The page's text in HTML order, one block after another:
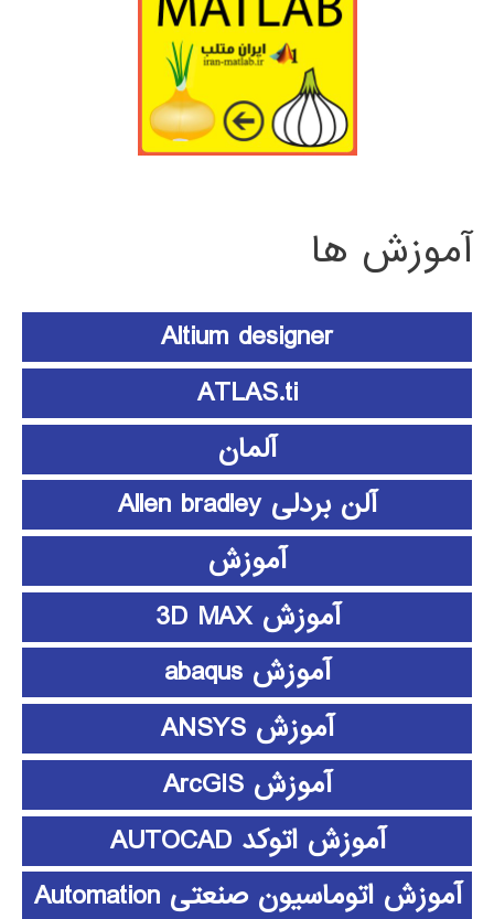
آموزش ها
Altium designer
ATLAS.ti
آلمان
آلن بردلی Allen bradley
آموزش
آموزش 3D MAX
آموزش abaqus
آموزش ANSYS
آموزش ArcGIS
آموزش اتوکد AUTOCAD
آموزش اتوماسیون صنعتی Automation